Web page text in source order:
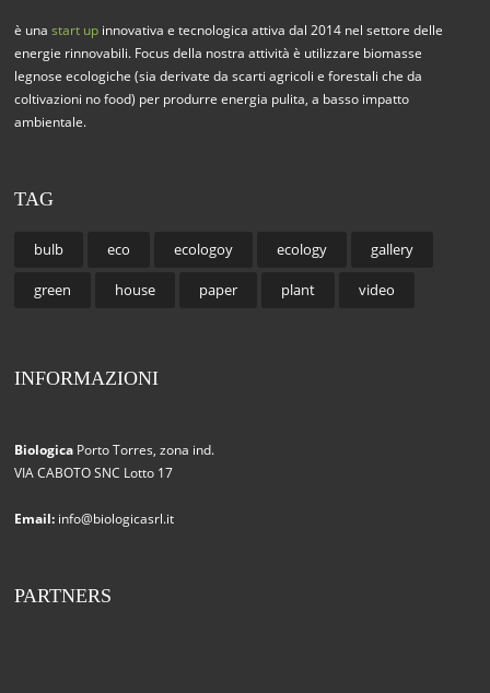
è unastart up innovativa e tecnologica attiva dal 2014 nel settore delle
energie rinnovabili. Focus della nostra attività è utilizzare biomasse
legnose ecologiche (sia derivate da scarti agricoli e forestali che da
coltivazioni no food) per produrre energia pulita, a basso impatto
ambientale.
TAG
bulb eco ecologoy ecology gallery
green house paper plant video
INFORMAZIONI
Biologica Porto Torres, zona ind.
VIA CABOTO SNC Lotto 17
Email: info@biologicasrl.it
PARTNERS